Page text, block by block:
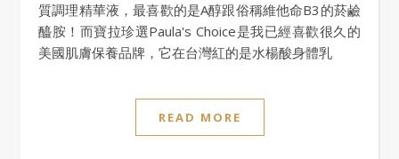
質調理精華液，最喜歡的是A醇跟俗稱維他命B3的菸鹼
醯胺！而寶拉珍選Paula's Choice是我已經喜歡很久的
美國肌膚保養品牌，它在台灣紅的是水楊酸身體乳
READ MORE